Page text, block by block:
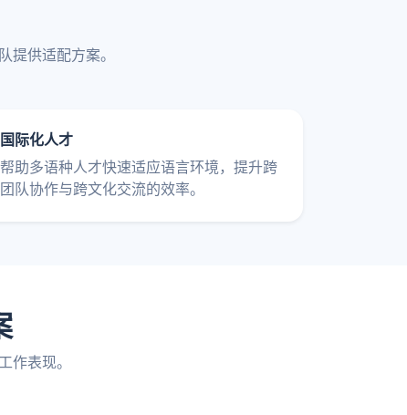
供适配方案。
国际化人才
帮助多语种人才快速适应语言环境，提升跨
团队协作与跨文化交流的效率。
作表现。